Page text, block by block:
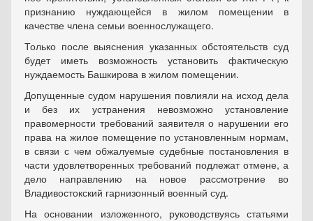
признанию нуждающейся в жилом помещении в
качестве члена семьи военнослужащего.
Только после выяснения указанных обстоятельств суд
будет иметь возможность установить фактическую
нуждаемость Башкирова в жилом помещении.
Допущенные судом нарушения повлияли на исход дела
и без их устранения невозможно установление
правомерности требований заявителя о нарушении его
права на жилое помещение по установленным нормам,
в связи с чем обжалуемые судебные постановления в
части удовлетворенных требований подлежат отмене, а
дело направлению на новое рассмотрение во
Владивостокский гарнизонный военный суд.
На основании изложенного, руководствуясь статьями